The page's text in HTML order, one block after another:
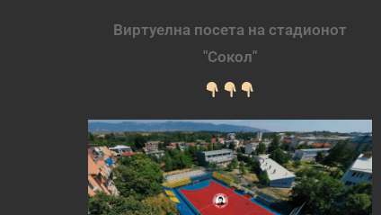
Виртуелна посета на стадионот
"Сокол"